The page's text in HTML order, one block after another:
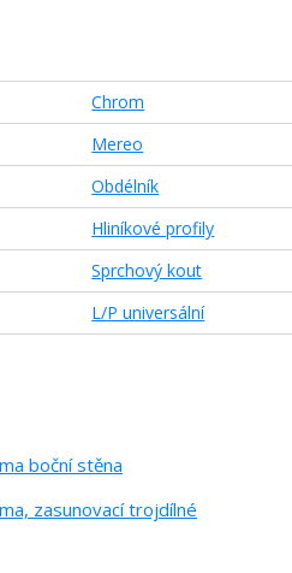
Chrom
Mereo
Obdélník
Hliníkové profily
Sprchový kout
L/P universální
boční stěna
zasunovací trojdílné